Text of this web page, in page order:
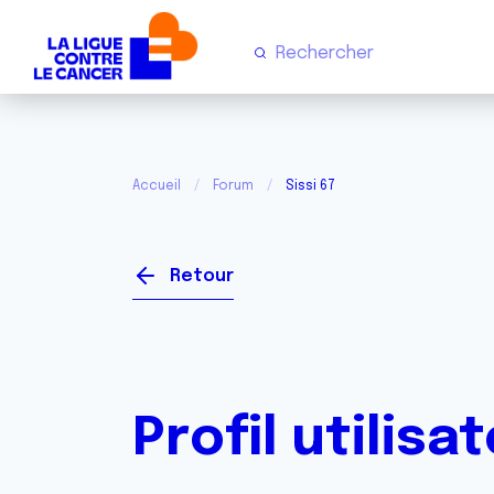
Accueil Forum Sissi 67
Retour
Profil